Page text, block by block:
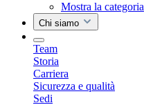
Mostra la categoria
Chi siamo
Team
Storia
Carriera
Sicurezza e qualità
Sedi